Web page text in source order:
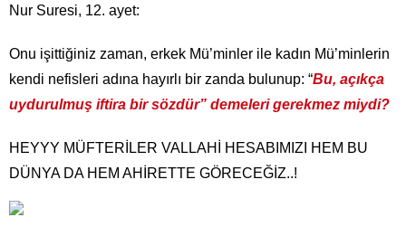
Nur Suresi, 12. ayet:
Onu işittiğiniz zaman, erkek Mü’minler ile kadın Mü’minlerin
kendi nefisleri adına hayırlı bir zanda bulunup: “Bu, açıkça
uydurulmuş iftira bir sözdür” demeleri gerekmez miydi?
HEYYY MÜFTERİLER VALLAHİ HESABIMIZI HEM BU
DÜNYA DA HEM AHİRETTE GÖRECEĞİZ..!